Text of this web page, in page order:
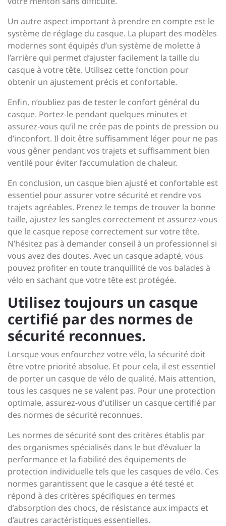
Un autre aspect important à prendre en compte est le
système de réglage du casque. La plupart des modèles
modernes sont équipés d’un système de molette à
l’arrière qui permet d’ajuster facilement la taille du
casque à votre tête. Utilisez cette fonction pour
obtenir un ajustement précis et confortable.
Enfin, n’oubliez pas de tester le confort général du
casque. Portez-le pendant quelques minutes et
assurez-vous qu’il ne crée pas de points de pression ou
d’inconfort. Il doit être suffisamment léger pour ne pas
vous gêner pendant vos trajets et suffisamment bien
ventilé pour éviter l’accumulation de chaleur.
En conclusion, un casque bien ajusté et confortable est
essentiel pour assurer votre sécurité et rendre vos
trajets agréables. Prenez le temps de trouver la bonne
taille, ajustez les sangles correctement et assurez-vous
que le casque repose correctement sur votre tête.
N’hésitez pas à demander conseil à un professionnel si
vous avez des doutes. Avec un casque adapté, vous
pouvez profiter en toute tranquillité de vos balades à
vélo en sachant que votre tête est protégée.
Utilisez toujours un casque
certifié par des normes de
sécurité reconnues.
Lorsque vous enfourchez votre vélo, la sécurité doit
être votre priorité absolue. Et pour cela, il est essentiel
de porter un casque de vélo de qualité. Mais attention,
tous les casques ne se valent pas. Pour une protection
optimale, assurez-vous d’utiliser un casque certifié par
des normes de sécurité reconnues.
Les normes de sécurité sont des critères établis par
des organismes spécialisés dans le but d’évaluer la
performance et la fiabilité des équipements de
protection individuelle tels que les casques de vélo. Ces
normes garantissent que le casque a été testé et
répond à des critères spécifiques en termes
d’absorption des chocs, de résistance aux impacts et
d’autres caractéristiques essentielles.